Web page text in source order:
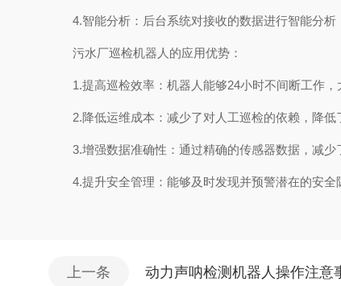
4.智能分析：后台系统对接收的数据进行智能分析
污水厂巡检机器人的应用优势：
1.提高巡检效率：机器人能够24小时不间断工作，
2.降低运维成本：减少了对人工巡检的依赖，降低
3.增强数据准确性：通过精确的传感器数据，减少
4.提升安全管理：能够及时发现并预警潜在的安全
上一条 动力声呐检测机器人操作注意